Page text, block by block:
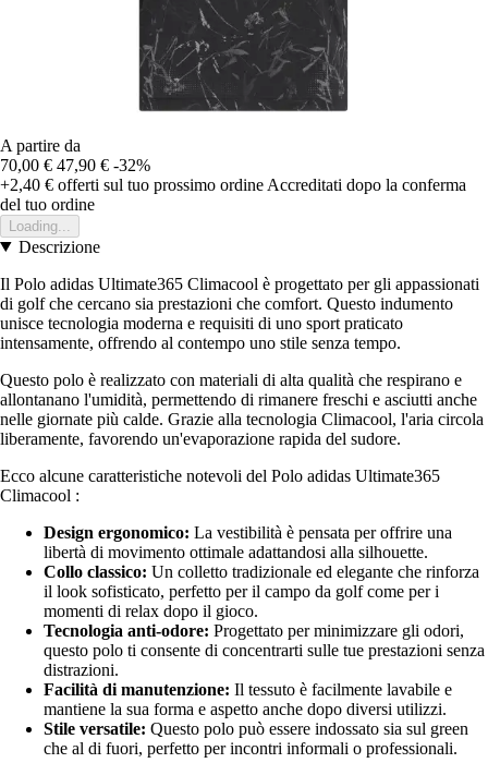
A partire da
70,00 € 47,90 € -32%
+2,40 € offerti sul tuo prossimo ordine Accreditati dopo la conferma
del tuo ordine
Loading...
Descrizione
Il Polo adidas Ultimate365 Climacool è progettato per gli appassionati
di golf che cercano sia prestazioni che comfort. Questo indumento
unisce tecnologia moderna e requisiti di uno sport praticato
intensamente, offrendo al contempo uno stile senza tempo.
Questo polo è realizzato con materiali di alta qualità che respirano e
allontanano l'umidità, permettendo di rimanere freschi e asciutti anche
nelle giornate più calde. Grazie alla tecnologia Climacool, l'aria circola
liberamente, favorendo un'evaporazione rapida del sudore.
Ecco alcune caratteristiche notevoli del Polo adidas Ultimate365
Climacool :
Design ergonomico: La vestibilità è pensata per offrire una
libertà di movimento ottimale adattandosi alla silhouette.
Collo classico: Un colletto tradizionale ed elegante che rinforza
il look sofisticato, perfetto per il campo da golf come per i
momenti di relax dopo il gioco.
Tecnologia anti-odore: Progettato per minimizzare gli odori,
questo polo ti consente di concentrarti sulle tue prestazioni senza
distrazioni.
Facilità di manutenzione: Il tessuto è facilmente lavabile e
mantiene la sua forma e aspetto anche dopo diversi utilizzi.
Stile versatile: Questo polo può essere indossato sia sul green
che al di fuori, perfetto per incontri informali o professionali.